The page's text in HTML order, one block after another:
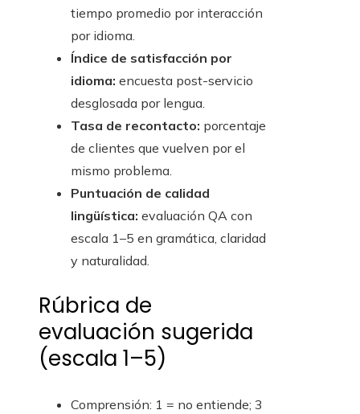
tiempo promedio por interacción
por idioma.
Índice de satisfacción por
idioma: encuesta post-servicio
desglosada por lengua.
Tasa de recontacto: porcentaje
de clientes que vuelven por el
mismo problema.
Puntuación de calidad
lingüística: evaluación QA con
escala 1–5 en gramática, claridad
y naturalidad.
Rúbrica de
evaluación sugerida
(escala 1–5)
Comprensión: 1 = no entiende; 3